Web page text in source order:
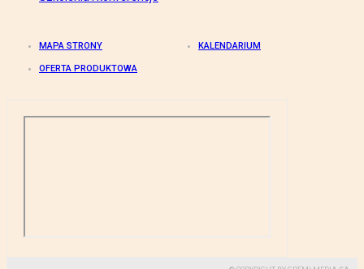
MAPA STRONY KALENDARIUM
OFERTA PRODUKTOWA